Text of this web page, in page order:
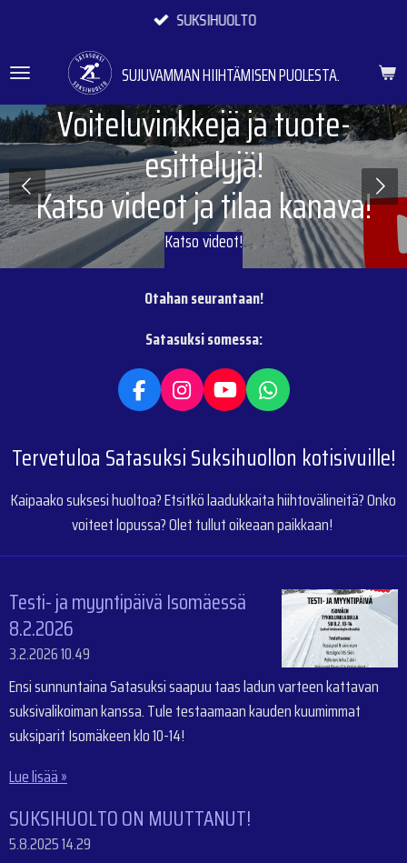
SUJUVAMMAN HIIHTÄMISEN PUOLESTA.
SUKSIHUOLTO
Voiteluvinkkejä ja tuote-
esittelyjä!
Katso videot ja tilaa kanava!
Katso videot!
Otahan seurantaan!
Satasuksi somessa:
F
a
e
b
o
o
k
I
n
t
a
g
r
a
m
Y
o
T
u
b
e
W
h
t
s
A
p
p
Tervetuloa Satasuksi Suksihuollon kotisivuille!
Kaipaako suksesi huoltoa? Etsitkö laadukkaita hiihtovälineitä? Onko
voiteet lopussa? Olet tullut oikeaan paikkaan!
Testi- ja myyntipäivä Isomäessä
8.2.2026
3.2.202610.49
Ensi sunnuntaina Satasuksi saapuu taas ladun varteen kattavan
suksivalikoiman kanssa. Tule testaamaan kauden kuumimmat
suksiparit Isomäkeen klo 10-14!
Lue lisää »
SUKSIHUOLTO ON MUUTTANUT!
5.8.202514.29